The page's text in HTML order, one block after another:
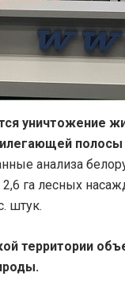
уничтожение
анализа
га лесных
штук.
территории